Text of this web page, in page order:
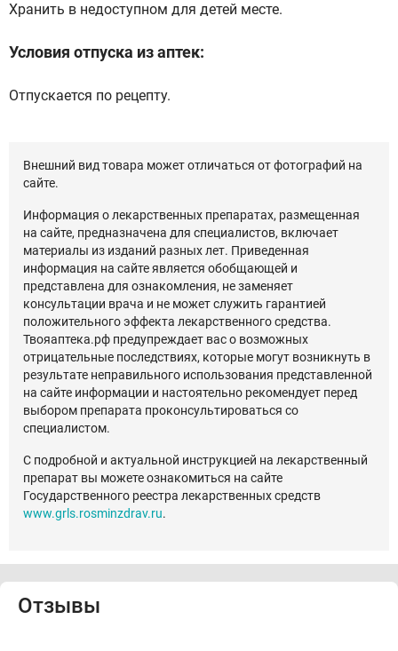
Хранить в недоступном для детей месте.
Условия отпуска из аптек:
Отпускается по рецепту.
Внешний вид товара может отличаться от фотографий на
сайте.
Информация о лекарственных препаратах, размещенная
на сайте, предназначена для специалистов, включает
материалы из изданий разных лет. Приведенная
информация на сайте является обобщающей и
представлена для ознакомления, не заменяет
консультации врача и не может служить гарантией
положительного эффекта лекарственного средства.
Твояаптека.рф предупреждает вас о возможных
отрицательные последствиях, которые могут возникнуть в
результате неправильного использования представленной
на сайте информации и настоятельно рекомендует перед
выбором препарата проконсультироваться со
специалистом.
С подробной и актуальной инструкцией на лекарственный
препарат вы можете ознакомиться на сайте
Государственного реестра лекарственных средств
www.grls.rosminzdrav.ru.
Отзывы